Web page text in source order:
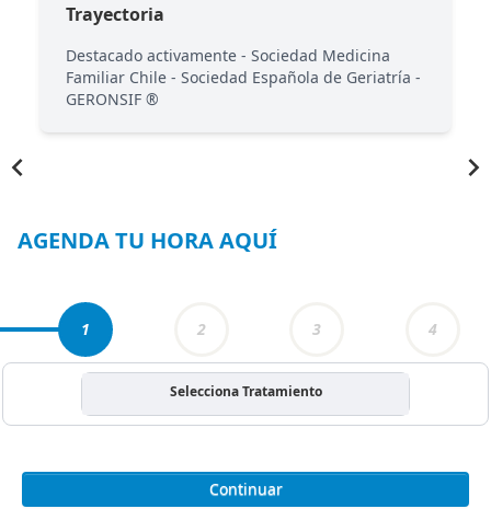
Trayectoria
Destacado activamente - ⁠Sociedad Medicina
Familiar Chile - ⁠Sociedad Española de Geriatría -
GERONSIF ®️
AGENDA TU HORA AQUÍ
1 2 3 4
Selecciona Tratamiento
Continuar